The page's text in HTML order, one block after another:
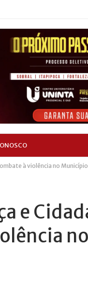
à violência no Município
e
no